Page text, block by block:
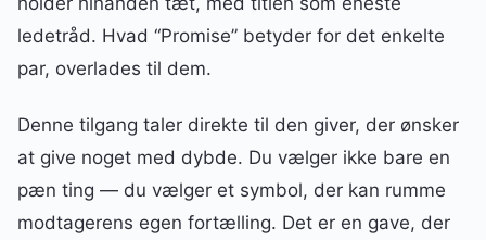
ledetråd. Hvad “Promise” betyder for det enkelte
par, overlades til dem.
Denne tilgang taler direkte til den giver, der ønsker
at give noget med dybde. Du vælger ikke bare en
pæn ting — du vælger et symbol, der kan rumme
modtagerens egen fortælling. Det er en gave, der